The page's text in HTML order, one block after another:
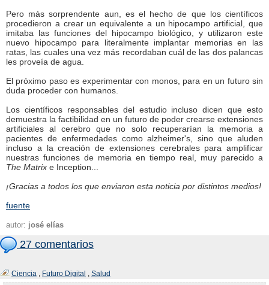
Pero más sorprendente aun, es el hecho de que los científicos
procedieron a crear un equivalente a un hipocampo artificial, que
imitaba las funciones del hipocampo biológico, y utilizaron este
nuevo hipocampo para literalmente implantar memorias en las
ratas, las cuales una vez más recordaban cuál de las dos palancas
les proveía de agua.
El próximo paso es experimentar con monos, para en un futuro sin
duda proceder con humanos.
Los científicos responsables del estudio incluso dicen que esto
demuestra la factibilidad en un futuro de poder crearse extensiones
artificiales al cerebro que no solo recuperarían la memoria a
pacientes de enfermedades como alzheimer's, sino que aluden
incluso a la creación de extensiones cerebrales para amplificar
nuestras funciones de memoria en tiempo real, muy parecido a
The Matrix e Inception...
¡Gracias a todos los que enviaron esta noticia por distintos medios!
fuente
autor: josé elías
27 comentarios
Ciencia , Futuro Digital , Salud